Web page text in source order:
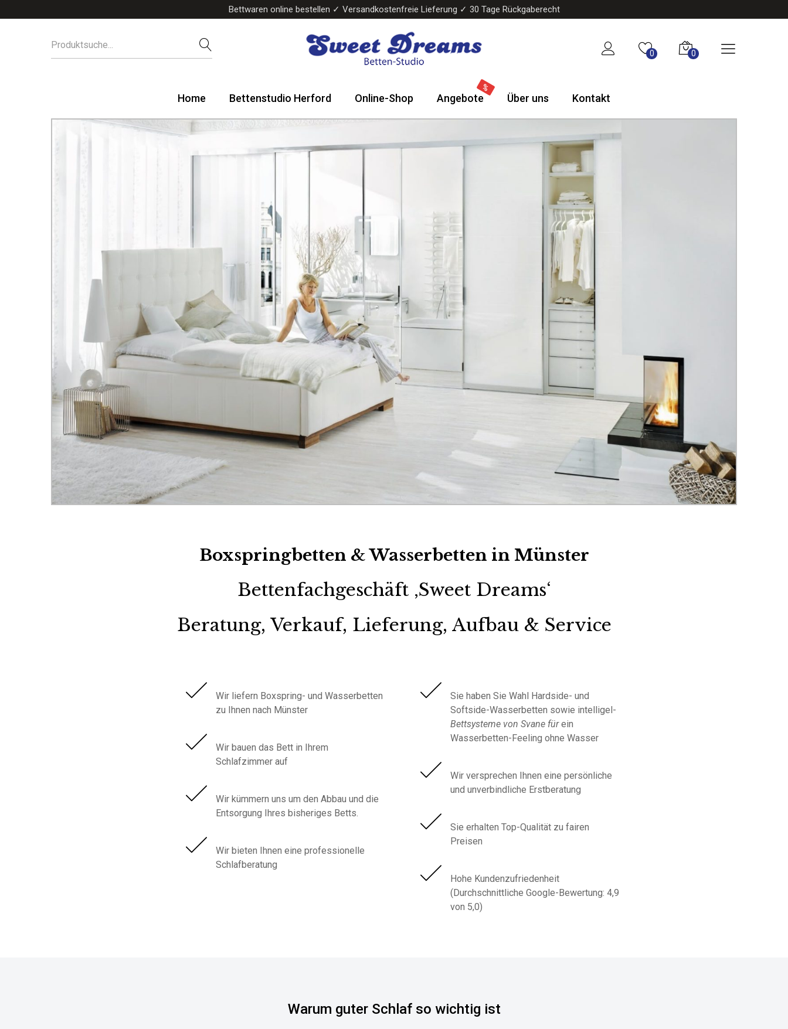
Bettwaren online bestellen ✓ Versandkostenfreie Lieferung ✓ 30 Tage Rückgaberecht
Bettenstudio
Boxspringbetten
0 0
Home Bettenstudio Herford Online-Shop Angebote Über uns Kontakt
Boxspringbetten &Wasserbetten in Münster
Bettenfachgeschäft ‚Sweet Dreams‘
Beratung, Verkauf, Lieferung, Aufbau & Service
Wir liefern Boxspring- und Wasserbetten
zu Ihnen nach Münster
Wir bauen das Bett in Ihrem
Schlafzimmer auf
Wir kümmern uns um den Abbau und die
Entsorgung Ihres bisheriges Betts.
Wir bieten Ihnen eine professionelle
Schlafberatung
Sie haben Sie Wahl Hardside- und
Softside-Wasserbetten sowie intelligel-
Bettsysteme von Svane fürein
Wasserbetten-Feeling ohne Wasser
Wir versprechen Ihnen eine persönliche
und unverbindliche Erstberatung
Sie erhalten Top-Qualität zu fairen
Preisen
Hohe Kundenzufriedenheit
(Durchschnittliche Google-Bewertung: 4,9
von 5,0)
Warum guter Schlaf so wichtig ist